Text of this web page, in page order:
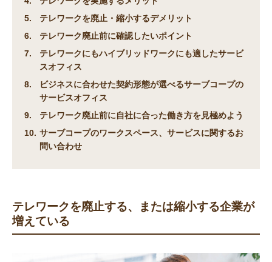
テレワークを廃止・縮小するデメリット
テレワーク廃止前に確認したいポイント
テレワークにもハイブリッドワークにも適したサービ
スオフィス
ビジネスに合わせた契約形態が選べるサーブコープの
サービスオフィス
テレワーク廃止前に自社に合った働き方を見極めよう
サーブコープのワークスペース、サービスに関するお
問い合わせ
テレワークを廃止する、または縮小する企業が
増えている